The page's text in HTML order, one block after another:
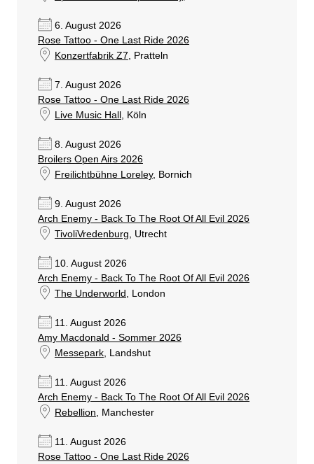
6. August 2026
Rose Tattoo - One Last Ride 2026
Konzertfabrik Z7, Pratteln
7. August 2026
Rose Tattoo - One Last Ride 2026
Live Music Hall , Köln
8. August 2026
Broilers Open Airs 2026
Freilichtbühne Loreley, Bornich
9. August 2026
Arch Enemy - Back To The Root Of All Evil 2026
TivoliVredenburg, Utrecht
10. August 2026
Arch Enemy - Back To The Root Of All Evil 2026
The Underworld , London
11. August 2026
Amy Macdonald - Sommer 2026
Messepark, Landshut
11. August 2026
Arch Enemy - Back To The Root Of All Evil 2026
Rebellion, Manchester
11. August 2026
Rose Tattoo - One Last Ride 2026